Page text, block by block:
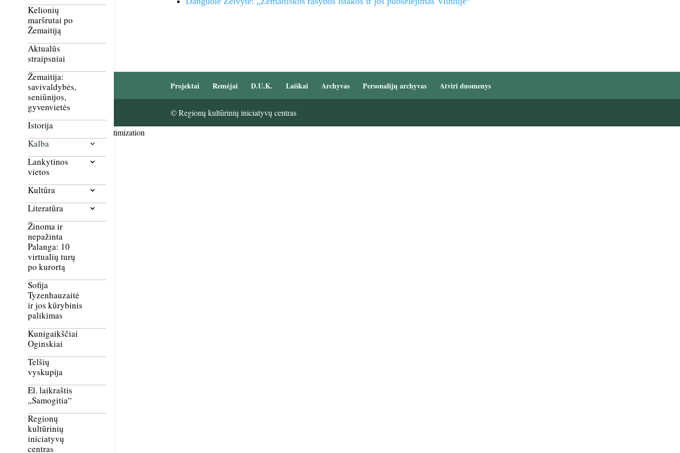
Kelionių
maršrutai po
Žemaitiją
Aktualūs
straipsniai
Žemaitija:
savivaldybės,
seniūnijos,
gyvenvietės
Istorija
Kalba
Lankytinos
vietos
Kultūra
Literatūra
Žinoma ir
nepažinta
Palanga: 10
virtualių turų
po kurortą
Sofija
Tyzenhauzaitė
ir jos kūrybinis
palikimas
Kunigaikščiai
Oginskiai
Telšių
vyskupija
El. laikraštis
„Samogitia“
Regionų
kultūrinių
iniciatyvų
centras
Projektai Remėjai D.U.K. Laiškai Archyvas Personalijų archyvas Atviri duomenys
© Regionų kultūrinių iniciatyvų centras
Smush Image Compression and Optimization